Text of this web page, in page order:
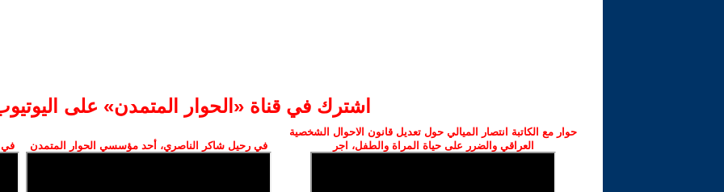
اشترك في قناة ‫«الحوار المتمدن» على
في في رحيل شاكر الناصري، أحد مؤسسي الحوار المتمدن
حوار مع الكاتبة انتصار الميالي حول تعديل قانون الاحوال الشخصية
العراقي والضرر على حياة المراة والطفل، اجر